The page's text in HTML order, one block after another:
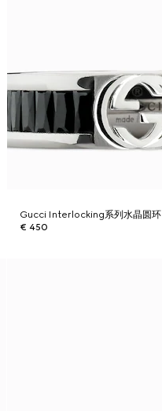
Gucci Interlocking系列水晶圆环
€ 450